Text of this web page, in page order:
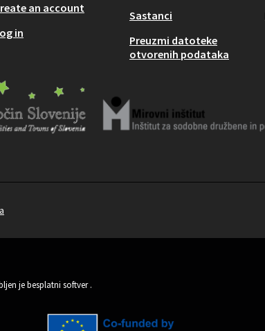
an account
in
Sastanci
Preuzmi datoteke
otvorenih podataka
je besplatni softver.